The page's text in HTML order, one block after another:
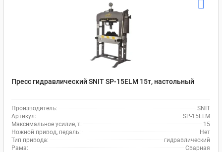
Пресс гидравлический SNIT SP-15ELM 15т, настольный
Производитель:
SNIT
Артикул:
SP-15ELM
Максимальное усилие, т:
15
Ножной привод, педаль:
Нет
Тип привода:
гидравлический
Рама:
Сварная